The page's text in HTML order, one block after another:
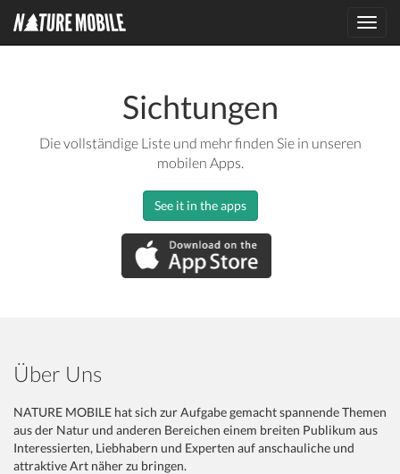
Sichtungen
Die vollständige Liste und mehr finden Sie in unseren
mobilen Apps.
See it in the apps
Über Uns
NATURE MOBILE hat sich zur Aufgabe gemacht spannende Themen
aus der Natur und anderen Bereichen einem breiten Publikum aus
Interessierten, Liebhabern und Experten auf anschauliche und
attraktive Art näher zu bringen.